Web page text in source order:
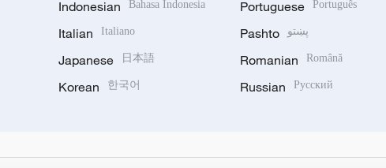
Indonesian Bahasa Indonesia
Italian Italiano
Japanese 日本語
Korean 한국어
Portuguese Português
Pashto پښتو
Romanian Română
Russian Русский